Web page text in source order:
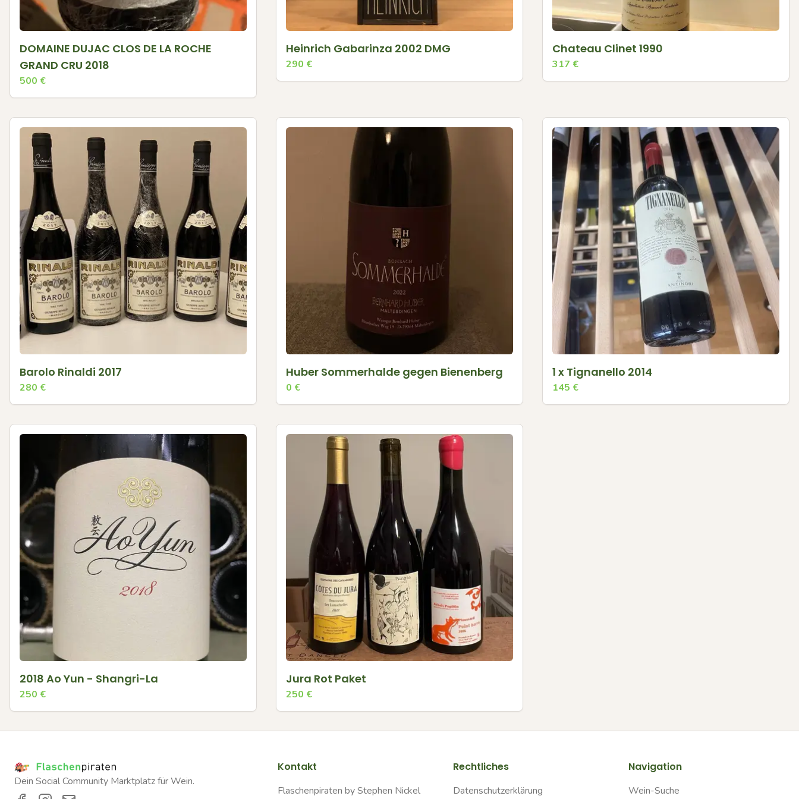
DOMAINE DUJAC CLOS DE LA ROCHE
GRAND CRU 2018
500 €
Heinrich Gabarinza 2002 DMG
290 €
Chateau Clinet 1990
317 €
Barolo Rinaldi 2017
280 €
Huber Sommerhalde gegen Bienenberg
0 €
1 x Tignanello 2014
145 €
2018 Ao Yun - Shangri-La
250 €
Jura Rot Paket
250 €
Dein Social Community Marktplatz für Wein.
Kontakt
Flaschenpiraten by Stephen Nickel
Rechtliches
Datenschutzerklärung
Navigation
Wein-Suche